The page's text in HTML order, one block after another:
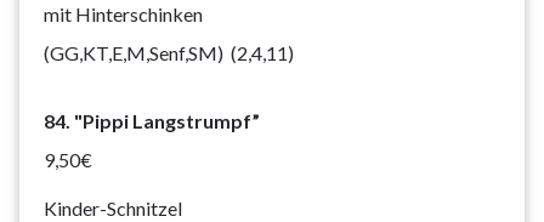
mit Hinterschinken
(GG,KT,E,M,Senf,SM) (2,4,11)
84. "Pippi Langstrumpf”
9,50€
Kinder-Schnitzel